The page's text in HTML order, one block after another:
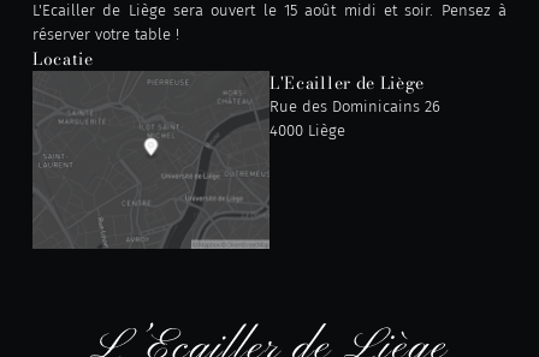
L'Ecailler de Liège sera ouvert le 15 août midi et soir. Pensez à
réserver votre table !
Locatie
L'Ecailler de Liège
Rue des Dominicains 26
4000 Liège